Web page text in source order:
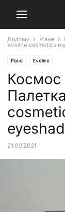
Додому Різне
eveline cosmetics
Різне Eveline
Космос
21.09.2021